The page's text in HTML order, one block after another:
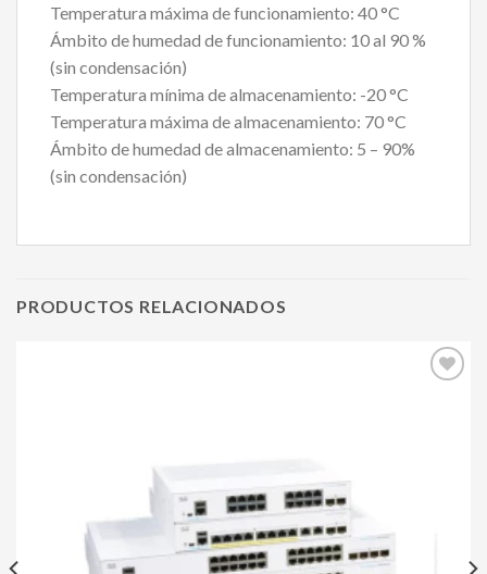
Temperatura máxima de funcionamiento: 40 °C
Ámbito de humedad de funcionamiento: 10 al 90 %
(sin condensación)
Temperatura mínima de almacenamiento: -20 °C
Temperatura máxima de almacenamiento: 70 °C
Ámbito de humedad de almacenamiento: 5 – 90%
(sin condensación)
PRODUCTOS RELACIONADOS